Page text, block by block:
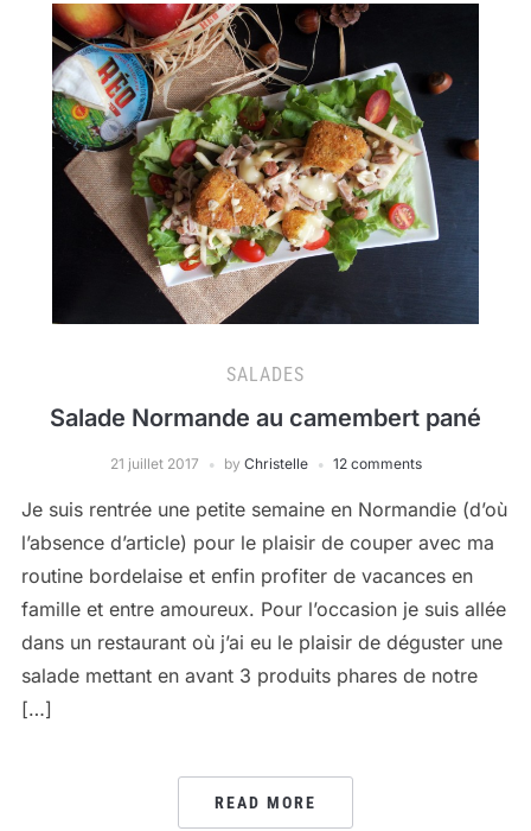
SALADES
Salade Normande au camembert pané
21 juillet 2017 by Christelle 12 comments
Je suis rentrée une petite semaine en Normandie (d’où
l’absence d’article) pour le plaisir de couper avec ma
routine bordelaise et enfin profiter de vacances en
famille et entre amoureux. Pour l’occasion je suis allée
dans un restaurant où j’ai eu le plaisir de déguster une
salade mettant en avant 3 produits phares de notre
[…]
READ MORE